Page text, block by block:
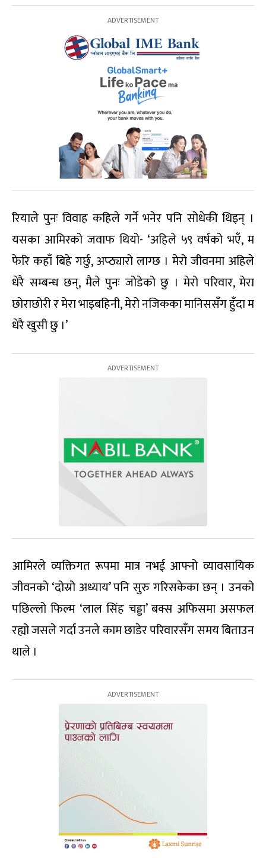
रियाले पुनः विवाह कहिले गर्ने भनेर पनि सोधेकी थिइन् ।
यसका आमिरको जवाफ थियो- ‘अहिले ५९ वर्षको भएँ, म
फेरि कहाँ बिहे गर्छु, अप्ठ्यारो लाग्छ । मेरो जीवनमा अहिले
धेरै सम्बन्ध छन्, मैले पुनः जोडेको छु । मेरो परिवार, मेरा
छोराछोरी र मेरा भाइबहिनी, मेरो नजिकका मानिससँग हुँदा म
धेरै खुसी छु ।’
आमिरले व्यक्तिगत रूपमा मात्र नभई आफ्नो व्यावसायिक
जीवनको ‘दोस्रो अध्याय’ पनि सुरु गरिसकेका छन् । उनको
पछिल्लो फिल्म ‘लाल सिंह चड्डा’ बक्स अफिसमा असफल
रह्यो जसले गर्दा उनले काम छाडेर परिवारसँग समय बिताउन
थाले ।